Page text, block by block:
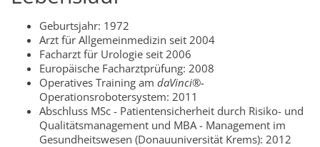
Geburtsjahr: 1972
Arzt für Allgemeinmedizin seit 2004
Facharzt für Urologie seit 2006
Europäische Facharztprüfung: 2008
Operatives Training am daVinci®-
Operationsrobotersystem: 2011
Abschluss MSc - Patientensicherheit durch Risiko- und
Qualitätsmanagement und MBA - Management im
Gesundheitswesen (Donauuniversität Krems): 2012